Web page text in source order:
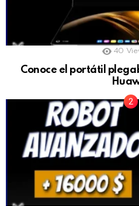
40
Conoce el portátil